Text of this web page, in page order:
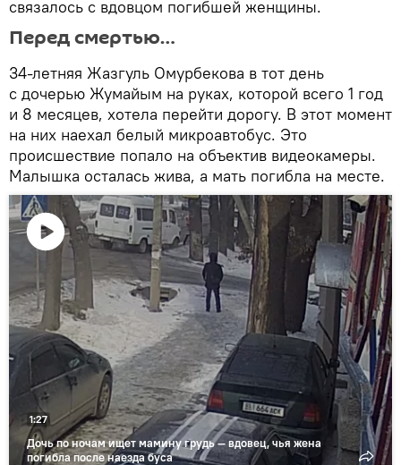
связалось с вдовцом погибшей женщины.
Перед смертью…
34-летняя Жазгуль Омурбекова в тот день
с дочерью Жумайым на руках, которой всего 1 год
и 8 месяцев, хотела перейти дорогу. В этот момент
на них наехал белый микроавтобус. Это
происшествие попало на объектив видеокамеры.
Малышка осталась жива, а мать погибла на месте.
Воспроизвести
видео
Дочь по ночам ищет мамину грудь — вдовец, чья жена
погибла после наезда буса
1:27